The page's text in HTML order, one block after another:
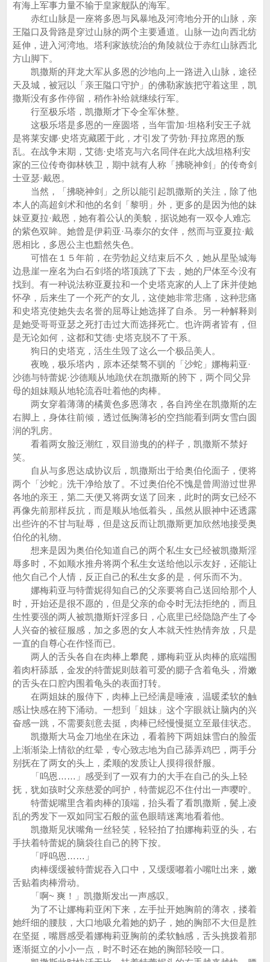
有海上军事力量不输于皇家舰队的海军。
赤红山脉是一座将多恩与风暴地及河湾地分开的山脉，亲
王隘口及骨路是穿过山脉的两个主要通道。山脉一边向西北纺
延伸，进入河湾地。塔利家族统治的角陵就位于赤红山脉西北
方山脚下。
凯撒斯的拜龙大军从多恩的沙地向上一路进入山脉，途径
天及城，被冠以「亲王隘口守护」的佛勒家族把守着这里，凯
撒斯没有多作停留，稍作补给就继续行军。
行至极乐塔，凯撒斯才下令全军休整。
这极乐塔是多恩的一座圆塔，当年雷加·坦格利安王子就
是将莱安娜·史塔克藏匿于此，才引发了劳勃·拜拉席恩的叛
乱。在战争末期，艾德·史塔克与六名同伴在此大战坦格利安
家的三位传奇御林铁卫，期中就有人称「拂晓神剑」的传奇剑
士亚瑟·戴恩。
当然，「拂晓神剑」之所以能引起凯撒斯的关注，除了他
本人的高超剑术和他的名剑「黎明」外，更多的是因为他的妹
妹亚夏拉·戴恩，她有着公认的美貌，据说她有一双令人难忘
的紫色双眸。她曾是伊莉亚·马泰尔的女伴，然而与亚夏拉·戴
恩相比，多恩公主也黯然失色。
可惜在１５年前，在劳勃起义结束后不久，她从星坠城海
边悬崖一座名为白石剑塔的塔顶跳了下去，她的尸体至今没有
找到。有一种说法称亚夏拉和一个史塔克家的人上了床并使她
怀孕，后来生了一个死产的女儿，这使她非常悲痛，这种悲痛
和史塔克使她失去名誉的屈辱让她选择了自杀。另一种解释则
是她受哥哥亚瑟之死打击过大而选择死亡。也许两者皆有，但
是无论如何，这都和艾德·史塔克脱不了干系。
狗日的史塔克，活生生毁了这么一个极品美人。
夜晚，极乐塔内，原本还桀骜不驯的「沙蛇」娜梅莉亚·
沙德与特蕾妮·沙德顺从地跪伏在凯撒斯的胯下，两个同父异
母的姐妹顺从地轮流吞吐着他的肉棒。
两女穿着薄薄的橘黄色多恩薄衣，各自跨坐在凯撒斯的左
右脚上，身体往前倾，透过低胸薄衫的空挡能看到两女雪白圆
润的乳房。
看着两女脸泛潮红，双目游曳的的样子，凯撒斯不禁好
笑。
自从与多恩达成协议后，凯撒斯出于给奥伯伦面子，便将
两个「沙蛇」洗干净给放了。不过奥伯伦不愧是曾周游过世界
各地的亲王，第二天便又将两女送了回来，此时的两女已经不
再像先前那样反抗，而是顺从地低着头，虽然从眼神中还透露
出些许的不甘与耻辱，但是这反而让凯撒斯更加欣然地接受奥
伯伦的礼物。
想来是因为奥伯伦知道自己的两个私生女已经被凯撒斯淫
辱多时，不如顺水推舟将两个私生女送给他以示友好，还能让
他欠自己个人情，反正自己的私生女多的是，何乐而不为。
娜梅莉亚与特蕾妮得知自己的父亲要将自己送回给那个人
时，开始还是很不愿的，但是父亲的命令时无法拒绝的，而且
生性要强的两人被凯撒斯奸淫多日，心底里已经隐隐产生了令
人兴奋的被征服感，加之多恩的女人本就天性热情奔放，只是
一直的自尊心在作怪而已。
两人的舌头各自在肉棒上攀爬，娜梅莉亚从肉棒的底端围
着肉杆舔舐，金发的特蕾妮则鼓着可爱的腮子含着龟头，滑嫩
的舌头在口腔内围着龟头的表面打转。
在两姐妹的服侍下，肉棒上已经满是唾液，温暖柔软的触
感让快感在胯下涌动。一想到「姐妹」这个字眼就让脑内的兴
奋感一跳，不需要刻意去挺，肉棒已经慢慢挺立至最佳状态。
凯撒斯大马金刀地坐在床边，看着胯下两姐妹雪白的脸蛋
上渐渐染上情欲的红晕，专心致志地为自己舔弄鸡巴，两手分
别抚在了两女的头上，柔顺的发质让人摸得很舒服。
「呜恩……」感受到了一双有力的大手在自己的头上轻
抚，犹如孩时父亲慈爱的呵护，特蕾妮忍不住付出一声嘤咛。
特蕾妮嘴里含着肉棒的顶端，抬头看了看凯撒斯，鬓上凌
乱的秀发下一双如同宝石般的蓝色眼睛迷离地看着他。
凯撒斯见状嘴角一丝轻笑，轻轻拍了拍娜梅莉亚的头，右
手扶着特蕾妮的脑袋往自己的胯下按。
「呼呜恩……」
肉棒缓缓被特蕾妮吞入口中，又缓缓嘟着小嘴吐出来，嫩
舌贴着肉棒滑动。
「啊~ 爽！」凯撒斯发出一声感叹。
为了不让娜梅莉亚闲下来，左手扯开她胸前的薄衣，搂着
她纤细的腰肢，大口地吸允着她的奶子，她的胸部不大但是胜
在坚挺，嘴唇感受着娜梅莉亚胸前的柔软触感，舌头挑拨着那
逐渐挺立的小小一点，时不时还在她的胸部轻咬一口。